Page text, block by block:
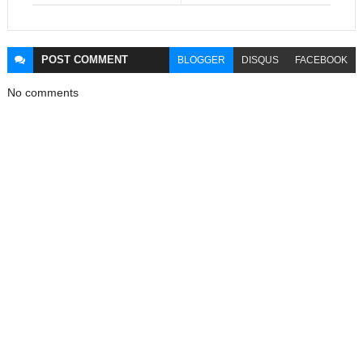
POST COMMENT BLOGGER DISQUS FACEBOOK
No comments